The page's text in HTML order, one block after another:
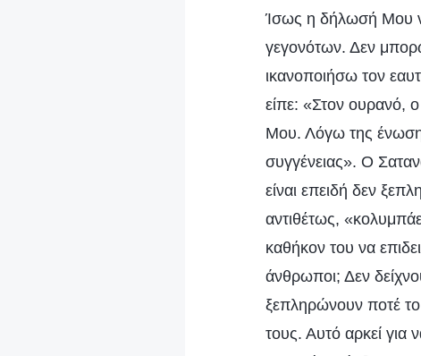
Ίσως η δήλωσή Μου
γεγονότων. Δεν
ικανοποιήσω τον
είπε: «Στον ουρανό,
Μου. Λόγω της
συγγένειας». Ο
είναι επειδή δεν
αντιθέτως,
καθήκον του να
άνθρωποι; Δεν
ξεπληρώνουν ποτέ το
τους. Αυτό αρκεί για